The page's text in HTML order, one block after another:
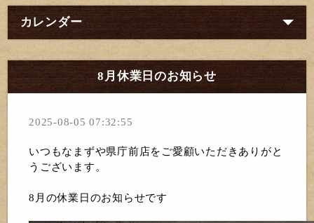
カレンダー
8月休業日のお知らせ
2025-08-05 07:32:55
いつもなまずや県庁前店をご愛顧いただきありがと
うございます。
8月の休業日のお知らせです